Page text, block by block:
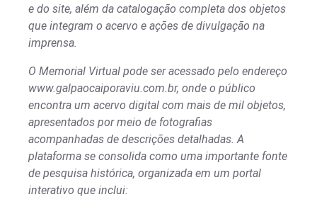
e do site, além da catalogação completa dos objetos
que integram o acervo e ações de divulgação na
imprensa.
O Memorial Virtual pode ser acessado pelo endereço
www.galpaocaiporaviu.com.br, onde o público
encontra um acervo digital com mais de mil objetos,
apresentados por meio de fotografias
acompanhadas de descrições detalhadas. A
plataforma se consolida como uma importante fonte
de pesquisa histórica, organizada em um portal
interativo que inclui: